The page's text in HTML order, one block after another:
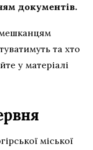
документів.
та хто
у матеріалі
міської